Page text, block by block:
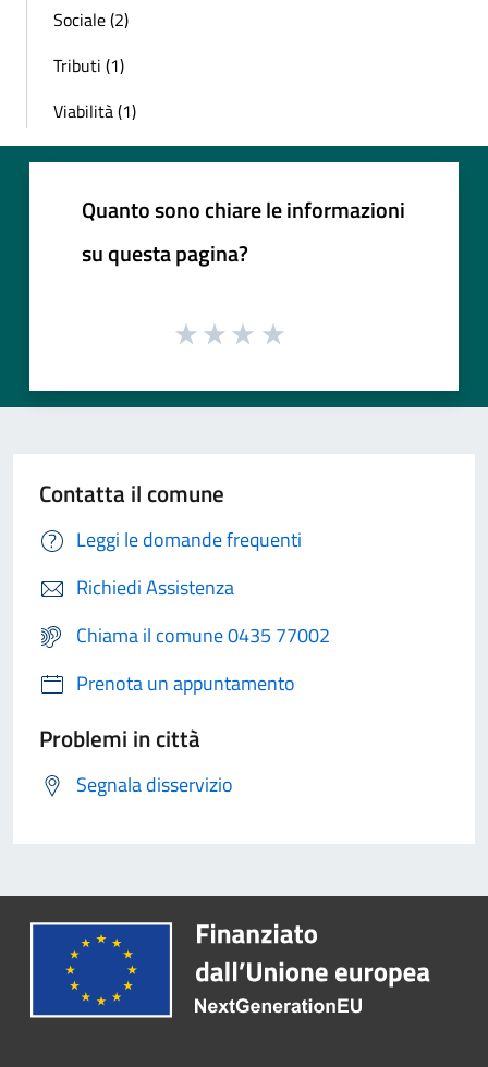
Sociale (2)
Tributi (1)
Viabilità (1)
Quanto sono chiare le informazioni
su questa pagina?
Contatta il comune
Leggi le domande frequenti
Richiedi Assistenza
Chiama il comune 0435 77002
Prenota un appuntamento
Problemi in città
Segnala disservizio